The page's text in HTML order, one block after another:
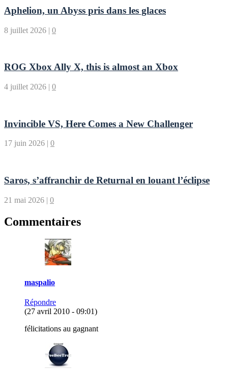
Aphelion, un Abyss pris dans les glaces
8 juillet 2026 | 0
ROG Xbox Ally X, this is almost an Xbox
4 juillet 2026 | 0
Invincible VS, Here Comes a New Challenger
17 juin 2026 | 0
Saros, s’affranchir de Returnal en louant l’éclipse
21 mai 2026 | 0
Commentaires
maspalio
Répondre
(27 avril 2010 - 09:01)
félicitations au gagnant